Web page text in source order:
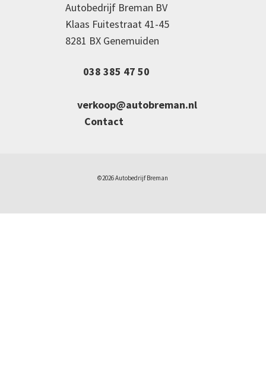
Autobedrijf Breman BV
Klaas Fuitestraat 41-45
8281 BX Genemuiden
038 385 47 50
verkoop@autobreman.nl
Contact
©2026 Autobedrijf Breman